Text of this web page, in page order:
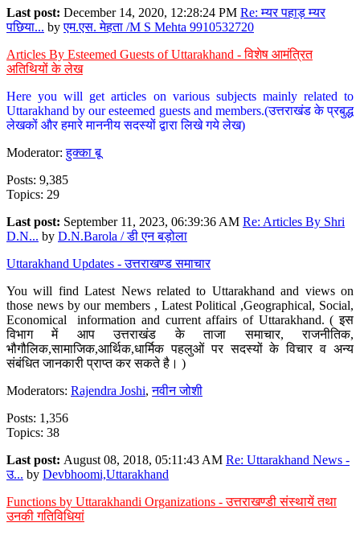
Last post: December 14, 2020, 12:28:24 PM Re: म्यर पहाड़ म्यर
पछिया... byएम.एस. मेहता /M S Mehta 9910532720
Articles By Esteemed Guests of Uttarakhand - विशेष आमंत्रित
अतिथियों के लेख
Here you will get articles on various subjects mainly related to
Uttarakhand by our esteemed guests and members.(उत्तराखंड के प्रबुद्ध
लेखकों और हमारे माननीय सदस्यों द्वारा लिखे गये लेख)
Moderator:हुक्का बू
Posts: 9,385
Topics: 29
Last post: September 11, 2023, 06:39:36 AM Re: Articles By Shri
D.N... by D.N.Barola / डी एन बड़ोला
Uttarakhand Updates - उत्तराखण्ड समाचार
You will find Latest News related to Uttarakhand and views on
those news by our members , Latest Political ,Geographical, Social,
Economical information and current affairs of Uttarakhand. ( इस
विभाग में आप उत्तराखंड के ताजा समाचार, राजनीतिक,
भौगौलिक,सामाजिक,आर्थिक,धार्मिक पहलुओं पर सदस्यों के विचार व अन्य
संबंधित जानकारी प्राप्त कर सकते है। )
Moderators: Rajendra Joshi,नवीन जोशी
Posts: 1,356
Topics: 38
Last post: August 08, 2018, 05:11:43 AM Re: Uttarakhand News -
उ... by Devbhoomi,Uttarakhand
Functions by Uttarakhandi Organizations - उत्तराखण्डी संस्थायें तथा
उनकी गतिविधियां